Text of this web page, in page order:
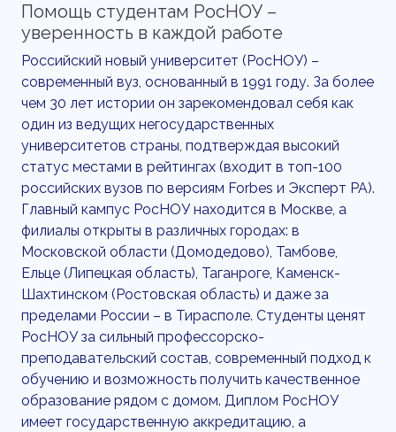
Помощь студентам РосНОУ –
уверенность в каждой работе
Российский новый университет (РосНОУ) –
современный вуз, основанный в 1991 году. За более
чем 30 лет истории он зарекомендовал себя как
один из ведущих негосударственных
университетов страны, подтверждая высокий
статус местами в рейтингах (входит в топ-100
российских вузов по версиям Forbes и Эксперт РА).
Главный кампус РосНОУ находится в Москве, а
филиалы открыты в различных городах: в
Московской области (Домодедово), Тамбове,
Ельце (Липецкая область), Таганроге, Каменск-
Шахтинском (Ростовская область) и даже за
пределами России – в Тирасполе. Студенты ценят
РосНОУ за сильный профессорско-
преподавательский состав, современный подход к
обучению и возможность получить качественное
образование рядом с домом. Диплом РосНОУ
имеет государственную аккредитацию, а